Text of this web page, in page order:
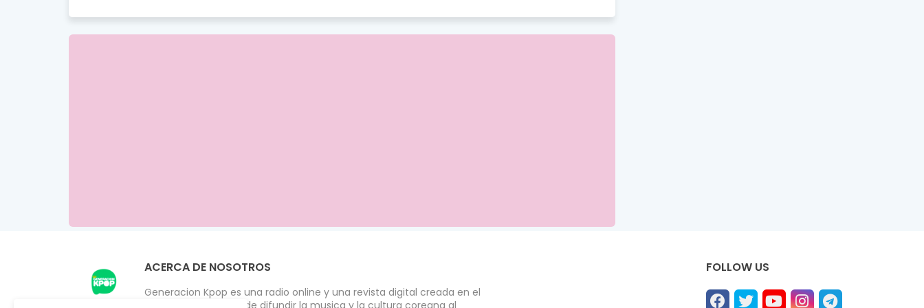
ACERCA DE NOSOTROS
Generacion Kpop es una radio online y una revista digital creada en el
2009 con el objetivo de difundir la musica y la cultura coreana al
FOLLOW US